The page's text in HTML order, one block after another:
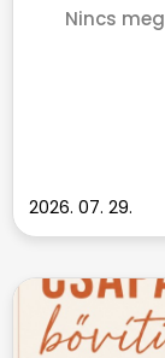
Nincs
2026. 07. 29.